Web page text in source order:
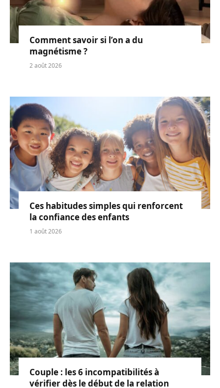
Comment savoir si l’on a du
magnétisme ?
2 août 2026
Ces habitudes simples qui renforcent
la confiance des enfants
1 août 2026
Couple : les 6 incompatibilités à
vérifier dès le début de la relation